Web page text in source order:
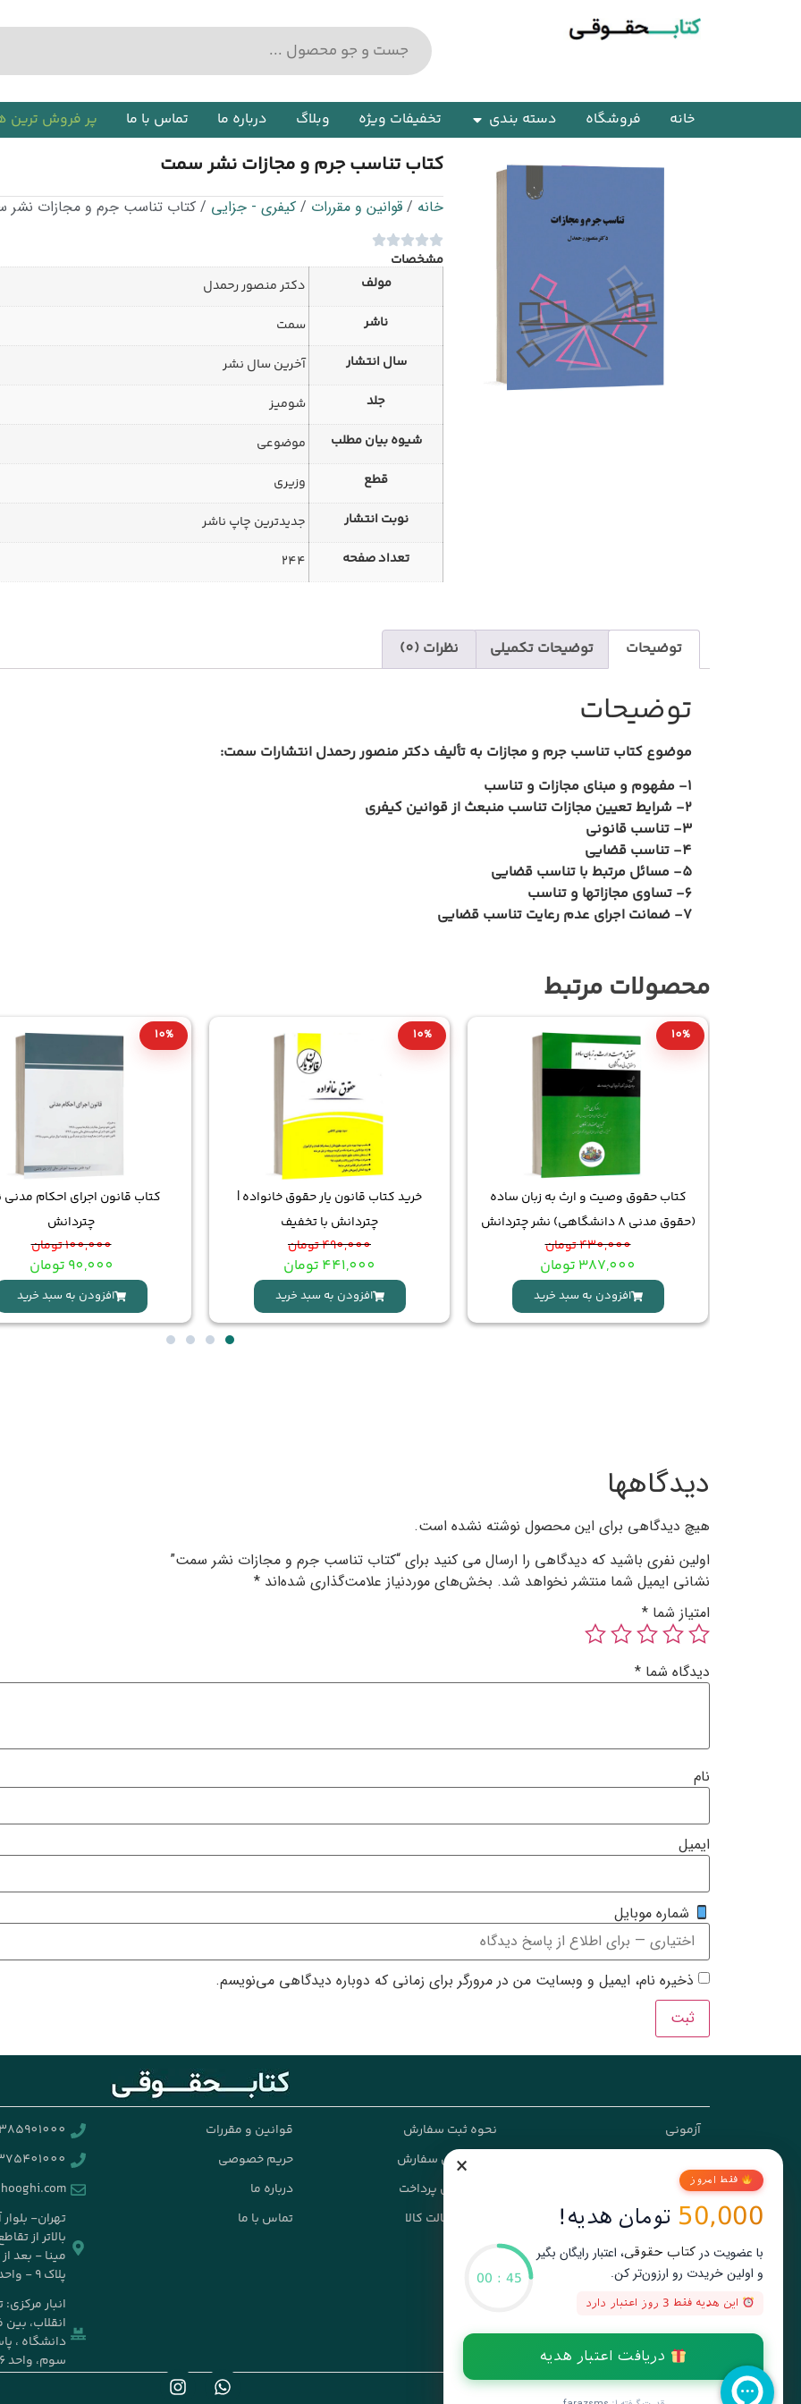
خانه فروشگاه دسته بندی تخفیفات ویژه وبلاگ درباره ما تماس با ما پر فروش ترین
کتاب تناسب جرم و مجازات نشر سمت
خانه / قوانین و مقررات / کیفری - جزایی / کتاب تناسب جرم و مجازات
مشخصات
مولف
دکتر منصور رحمدل
ناشر
سمت
سال انتشار
آخرین سال نشر
جلد
شومیز
شیوه بیان مطلب
موضوعی
قطع
وزیری
نوبت انتشار
جدیدترین چاپ ناشر
تعداد صفحه
244
توضیحات توضیحات تکمیلی نظرات (0)
توضیحات
موضوع کتاب تناسب جرم و مجازات به تألیف دکتر منصور رحمدل انتشارات سمت:
1- مفهوم و مبناي مجازات و تناسب
2-
شرايط تعيين مجازات تناسب منبعث از قوانين كيفري
3- تناسب قانوني
4- تناسب قضايي
5- مسائل مرتبط با تناسب قضايي
6- تساوي مجازاتها و تناسب
7- ضمانت اجراي عدم رعايت تناسب قضايي
محصولات مرتبط
10%
کتاب حقوق وصیت و ارث به زبان ساده
(حقوق مدنی 8 دانشگاهی) نشر چتردانش
430,000تومان
387,000 تومان
افزودن به سبد خرید
10%
خرید کتاب قانون یار حقوق خانواده |
چتردانش با تخفیف
490,000تومان
441,000 تومان
افزودن به سبد خرید
10%
کتاب قانون اجرای احکام
چتردانش
100,000تومان
90,000 تومان
افزودن به سبد خرید
دیدگاهها
هیچ دیدگاهی برای این محصول نوشته نشده است.
اولین نفری باشید که دیدگاهی را ارسال می کنید برای “کتاب تناسب جرم و مجازات نشر سمت”
نشانی ایمیل شما منتشر نخواهد شد. بخش‌های موردنیاز علامت‌گذاری شده‌اند *
امتیاز شما *
دیدگاه شما *
نام
ایمیل
شماره موبایل
ذخیره نام، ایمیل و وبسایت من در مرورگر برای زمانی که دوباره دیدگاهی می‌نویسم.
آزمونی
کاربردی
تخصصی و پژوهشی
نحوه ثبت سفارش
رویه ارسال سفارش
شیوه های پرداخت
ضمانت اصالت کالا
قوانین و مقررات
حریم خصوصی
درباره ما
تماس با ما
تهران-
بالاتر از
مینا - بعد
پلاک ۹ - واحد ۱۴
انبار
انقلاب، بین
سوم، واحد ۶
× فقط امروز
50,000 تومان هدیه!
با عضویت در کتاب حقوقی، اعتبار رایگان بگیر
و اولین خریدت رو ارزون‌تر کن.
این هدیه فقط 3 روز اعتبار دارد
44
:
00
دریافت اعتبار هدیه